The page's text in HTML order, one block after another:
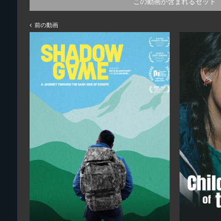
前の動画